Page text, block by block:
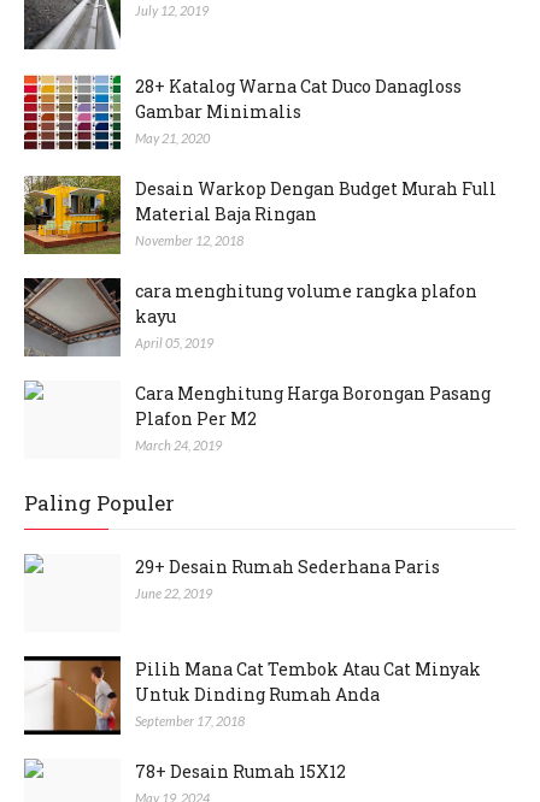
July 12, 2019
28+ Katalog Warna Cat Duco Danagloss
Gambar Minimalis
May 21, 2020
Desain Warkop Dengan Budget Murah Full
Material Baja Ringan
November 12, 2018
cara menghitung volume rangka plafon
kayu
April 05, 2019
Cara Menghitung Harga Borongan Pasang
Plafon Per M2
March 24, 2019
Paling Populer
29+ Desain Rumah Sederhana Paris
June 22, 2019
Pilih Mana Cat Tembok Atau Cat Minyak
Untuk Dinding Rumah Anda
September 17, 2018
78+ Desain Rumah 15X12
May 19, 2024